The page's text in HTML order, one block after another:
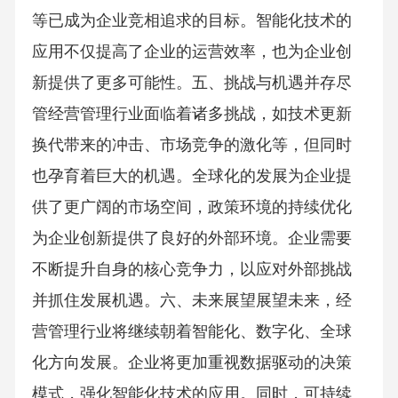
等已成为企业竞相追求的目标。智能化技术的
应用不仅提高了企业的运营效率，也为企业创
新提供了更多可能性。五、挑战与机遇并存尽
管经营管理行业面临着诸多挑战，如技术更新
换代带来的冲击、市场竞争的激化等，但同时
也孕育着巨大的机遇。全球化的发展为企业提
供了更广阔的市场空间，政策环境的持续优化
为企业创新提供了良好的外部环境。企业需要
不断提升自身的核心竞争力，以应对外部挑战
并抓住发展机遇。六、未来展望展望未来，经
营管理行业将继续朝着智能化、数字化、全球
化方向发展。企业将更加重视数据驱动的决策
模式，强化智能化技术的应用。同时，可持续